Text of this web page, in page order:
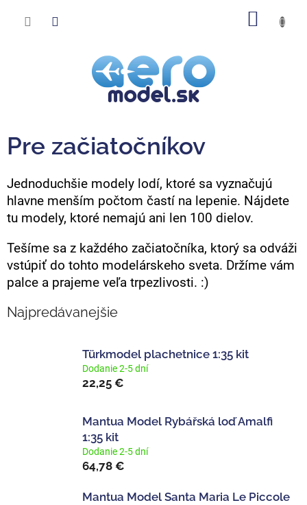
Pre začiatočníkov
Jednoduchšie modely lodí, ktoré sa vyznačujú
hlavne menším počtom častí na lepenie. Nájdete
tu modely, ktoré nemajú ani len 100 dielov.
Tešíme sa z každého začiatočníka, ktorý sa odváži
vstúpiť do tohto modelárskeho sveta. Držíme vám
palce a prajeme veľa trpezlivosti. :)
Najpredávanejšie
Türkmodel plachetnice 1:35 kit
Dodanie 2-5 dní
22,25 €
Mantua Model Rybářská loď Amalfi
1:35 kit
Dodanie 2-5 dní
64,78 €
Mantua Model Santa Maria Le Piccole